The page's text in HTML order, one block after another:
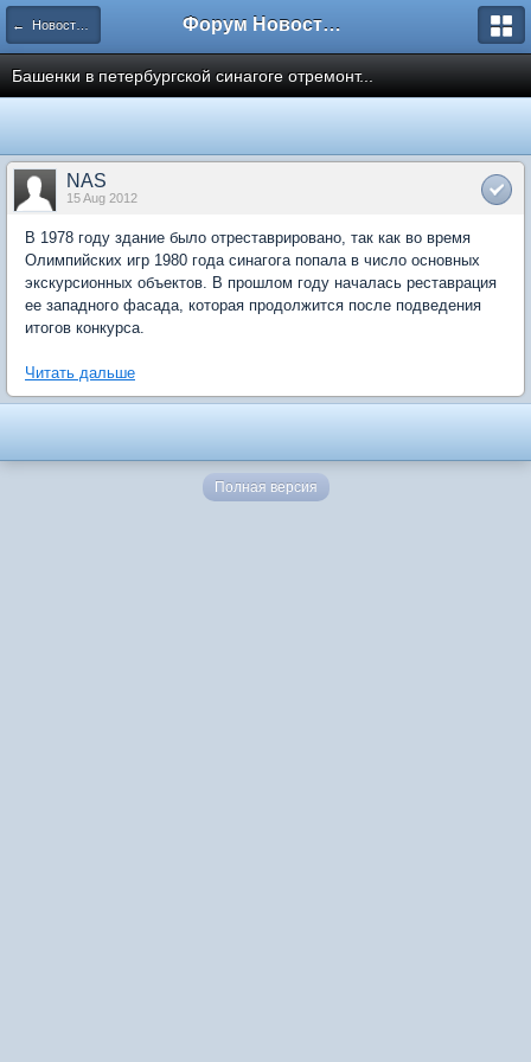
← Новости рынка недвижимости Форум Новостройки
Башенки в петербургской синагоге отремонт...
NAS
15 Aug 2012
В 1978 году здание было отреставрировано, так как во время
Олимпийских игр 1980 года синагога попала в число основных
экскурсионных объектов. В прошлом году началась реставрация
ее западного фасада, которая продолжится после подведения
итогов конкурса.
Читать дальше
Полная версия